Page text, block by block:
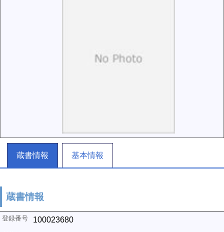
蔵書情報 基本情報
蔵書情報
100023680